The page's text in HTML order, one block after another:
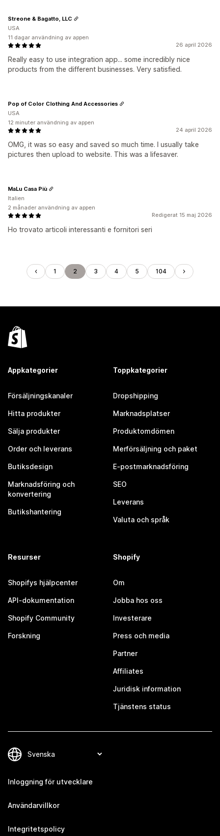
26 april 2026
Really easy to use integration app... some incredibly nice
products from the different businesses. Very satisfied.
Streone & Bagatto, LLC
USA
11 dagar användning av appen
24 april 2026
OMG, it was so easy and saved so much time. I usually take
pictures then upload to website. This was a lifesaver.
Pop of Color Clothing And Accessories
USA
12 minuter användning av appen
Redigerat 15 maj 2026
Ho trovato articoli interessanti e fornitori seri
MaLu Casa Più
Italien
2 månader användning av appen
1 2 3 4 5 104
Appkategorier
Försäljningskanaler
Hitta produkter
Sälja produkter
Order och leverans
Butiksdesign
Marknadsföring och
konvertering
Butikshantering
Toppkategorier
Dropshipping
Marknadsplatser
Produktomdömen
Merförsäljning och paket
E-postmarknadsföring
SEO
Leverans
Valuta och språk
Resurser
Shopifys hjälpcenter
API-dokumentation
Shopify Community
Forskning
Shopify
Om
Jobba hos oss
Investerare
Press och media
Partner
Affiliates
Juridisk information
Tjänstens status
Inloggning för utvecklare
Användarvillkor
Integritetspolicy